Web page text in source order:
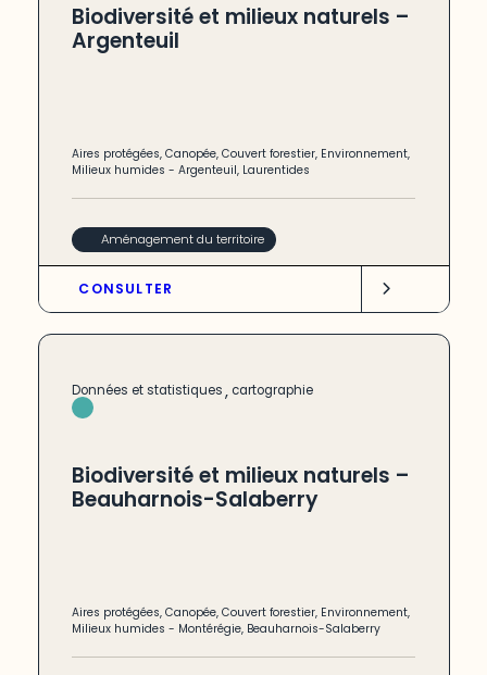
Biodiversité et milieux naturels –
Argenteuil
Aires protégées,Canopée,Couvert forestier, Environnement,
Milieux humides -Argenteuil, Laurentides
Aménagement du territoire
CONSULTER
Données et statistiques, cartographie
Biodiversité et milieux naturels –
Beauharnois-Salaberry
Aires protégées,Canopée,Couvert forestier, Environnement,
Milieux humides - Montérégie, Beauharnois-Salaberry